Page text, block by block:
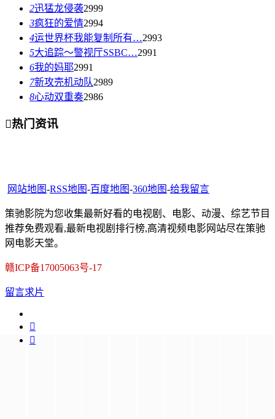
2迅猛龙侵袭2999
3疯狂的爱情2994
4运世界杯我能复制所有…2993
5大追踪〜警视厅SSBC…2991
6我的妈耶2991
7新攻壳机动队2989
8心动双重奏2986
热门资讯
网站地图-RSS地图-百度地图-360地图-给我留言
策驰影院为您收集最新好看的电视剧、电影、动漫、综艺节目
推荐免费观看,最新电视剧排行榜,高清视频电影网站尽在策驰
网电影天堂。
赣ICP备17005063号-17
留言求片

